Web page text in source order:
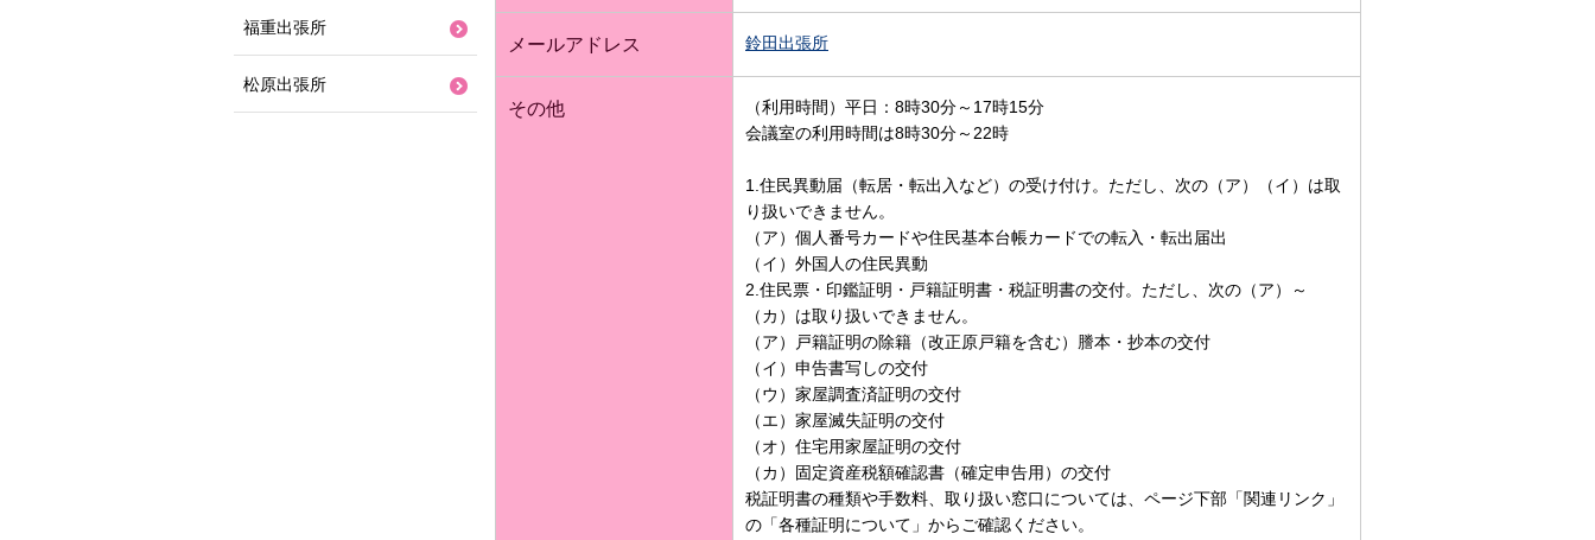
メールアドレス 鈴田出張所
その他
（利用時間）平日：8時30分～17時15分
会議室の利用時間は8時30分～22時
1.住民異動届（転居・転出入など）の受け付け。ただし、次の（ア）（イ）は取
り扱いできません。
（ア）個人番号カードや住民基本台帳カードでの転入・転出届出
（イ）外国人の住民異動
2.住民票・印鑑証明・戸籍証明書・税証明書の交付。ただし、次の（ア）～
（カ）は取り扱いできません。
（ア）戸籍証明の除籍（改正原戸籍を含む）謄本・抄本の交付
（イ）申告書写しの交付
（ウ）家屋調査済証明の交付
（エ）家屋滅失証明の交付
（オ）住宅用家屋証明の交付
（カ）固定資産税額確認書（確定申告用）の交付
税証明書の種類や手数料、取り扱い窓口については、ページ下部「関連リンク」
の「各種証明について」からご確認ください。
福重出張所
松原出張所